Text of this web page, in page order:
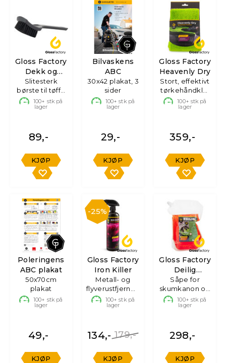
Gloss Factory
Dekk og
Gummibørste
Slitesterk
børste til tøffe
overflater
100+ stk på
lager
89,-
KJØP
Bilvaskens
ABC
30x42 plakat, 3
sider
100+ stk på
lager
29,-
KJØP
Gloss Factory
Heavenly Dry
Stort, effektivt
tørkehåndkle,
70x90 cm
100+ stk på
lager
359,-
KJØP
Poleringens
ABC plakat
50x70cm
plakat
100+ stk på
lager
49,-
KJØP
25%
Gloss Factory
Iron Killer
Metall- og
flyverustfjerner,
500ml
100+ stk på
lager
179,-
134,-
KJØP
Gloss Factory
Deilig
Bilshampo
m/balsam
Såpe for
skumkanon og
bøtte, 3L
100+ stk på
lager
298,-
KJØP